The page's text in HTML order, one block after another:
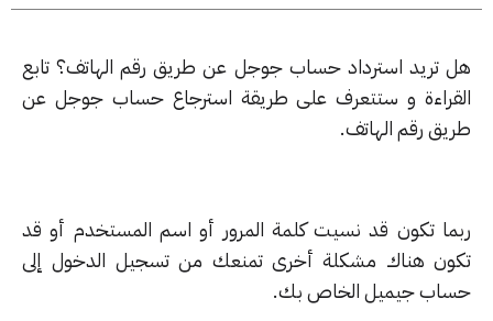
تريد استرداد حساب جوجل عن طريق رقم الهاتف؟ تابع
و ستتعرف على طريقة استرجاع حساب جوجل عن
رقم الهاتف.
تكون قد نسيت كلمة المرور أو اسم المستخدم أو قد
هناك مشكلة أخرى تمنعك من تسجيل الدخول إلى
جيميل الخاص بك.